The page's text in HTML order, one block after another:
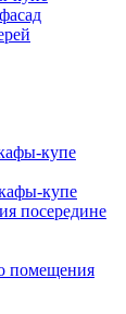
купе
купе
посередине
помещения